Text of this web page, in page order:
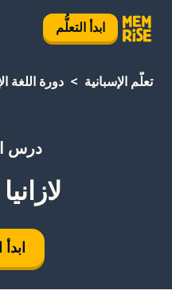
ابدأ التعلُّم
تعلَّم الإسبانية دورة اللغة
درس